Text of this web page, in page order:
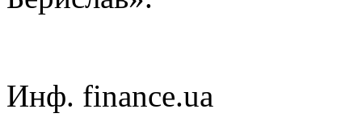
Инф. finance.ua